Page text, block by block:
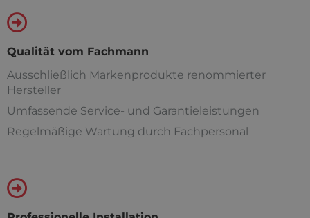
Qualität vom Fachmann
Ausschließlich Markenprodukte renommierter
Hersteller
Umfassende Service- und Garantieleistungen
Regelmäßige Wartung durch Fachpersonal